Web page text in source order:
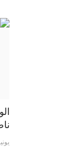
يونيو 13,